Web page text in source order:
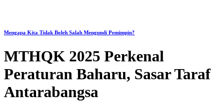
Mengapa Kita Tidak Boleh Salah Mengundi Pemimpin?
MTHQK 2025 Perkenal
Peraturan Baharu, Sasar Taraf
Antarabangsa